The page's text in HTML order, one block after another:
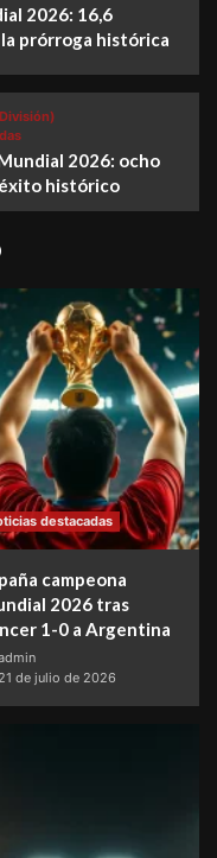
2026: 16,6
prórroga histórica
2026: ocho
histórico
destacadas
campeona
2026 tras
1-0 a Argentina
21 de julio de 2026